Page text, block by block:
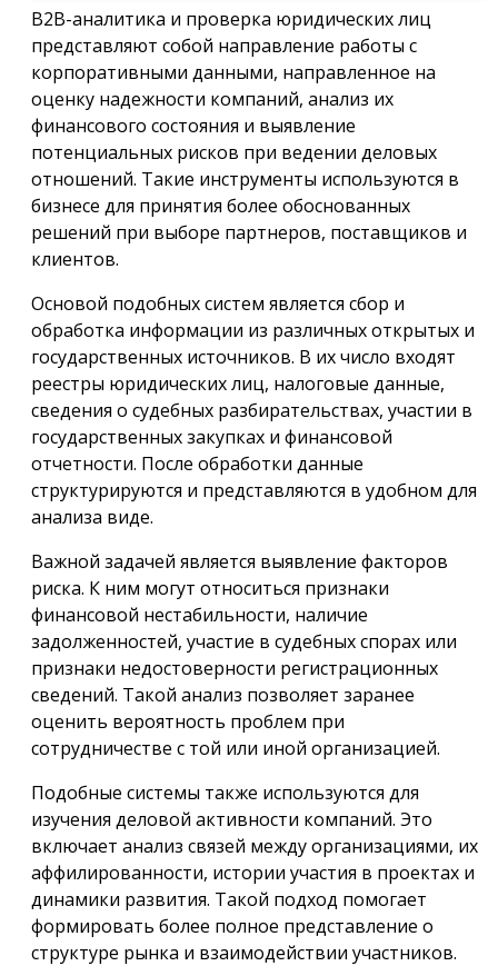
B2B-аналитика и проверка юридических лиц
представляют собой направление работы с
корпоративными данными, направленное на
оценку надежности компаний, анализ их
финансового состояния и выявление
потенциальных рисков при ведении деловых
отношений. Такие инструменты используются в
бизнесе для принятия более обоснованных
решений при выборе партнеров, поставщиков и
клиентов.
Основой подобных систем является сбор и
обработка информации из различных открытых и
государственных источников. В их число входят
реестры юридических лиц, налоговые данные,
сведения о судебных разбирательствах, участии в
государственных закупках и финансовой
отчетности. После обработки данные
структурируются и представляются в удобном для
анализа виде.
Важной задачей является выявление факторов
риска. К ним могут относиться признаки
финансовой нестабильности, наличие
задолженностей, участие в судебных спорах или
признаки недостоверности регистрационных
сведений. Такой анализ позволяет заранее
оценить вероятность проблем при
сотрудничестве с той или иной организацией.
Подобные системы также используются для
изучения деловой активности компаний. Это
включает анализ связей между организациями, их
аффилированности, истории участия в проектах и
динамики развития. Такой подход помогает
формировать более полное представление о
структуре рынка и взаимодействии участников.